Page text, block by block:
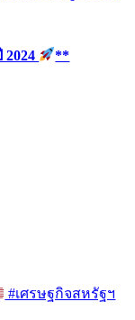
**
#เศรษฐกิจสหรัฐฯ